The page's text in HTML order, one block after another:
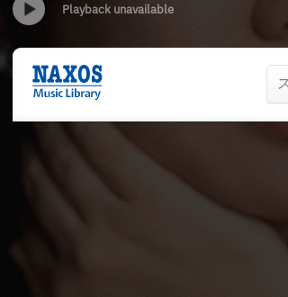
Playback unavailable